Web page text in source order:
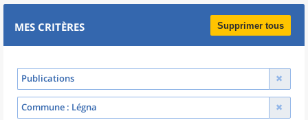
MES CRITÈRES Supprimer tous
Publications
Commune : Légna